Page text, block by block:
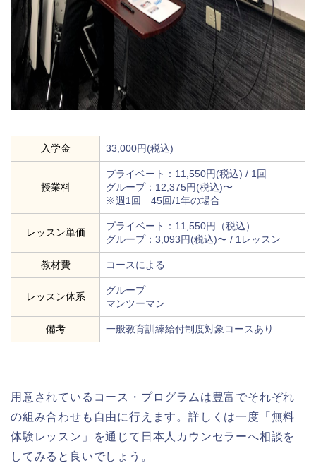
入学金 33,000円(税込)
授業料
プライベート：11,550円(税込) / 1回
グループ：12,375円(税込)〜
※週1回 45回/1年の場合
レッスン単価
プライベート：11,550円（税込）
グループ：3,093円(税込)〜 / 1レッスン
教材費 コースによる
レッスン体系
グループ
マンツーマン
備考 一般教育訓練給付制度対象コースあり
用意されているコース・プログラムは豊富でそれぞれ
の組み合わせも自由に行えます。詳しくは一度「無料
体験レッスン」を通じて日本人カウンセラーへ相談を
してみると良いでしょう。